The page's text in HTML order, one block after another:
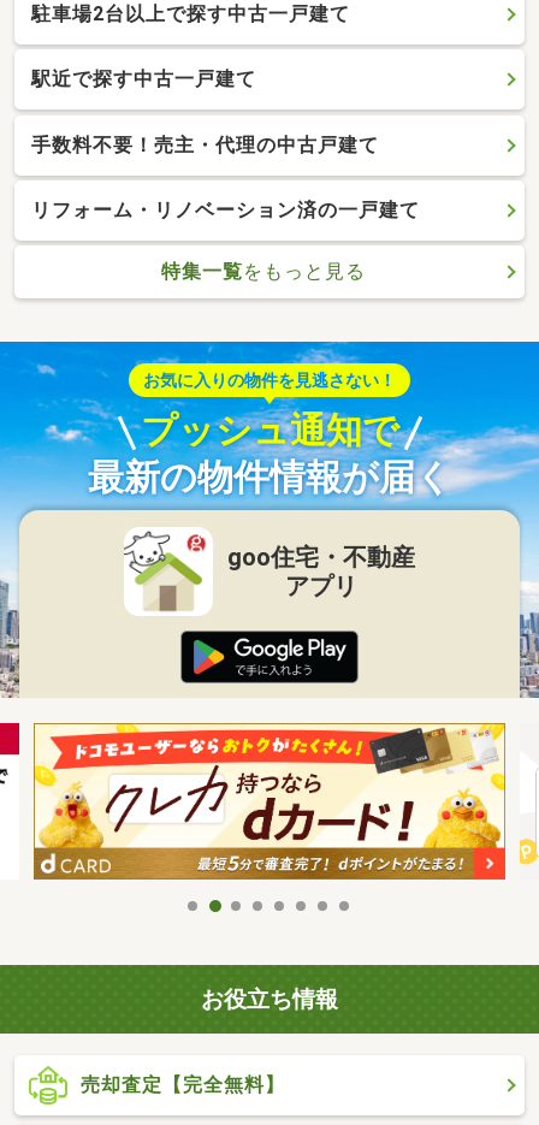
駐車場2台以上で探す中古一戸建て
駅近で探す中古一戸建て
手数料不要！売主・代理の中古戸建て
リフォーム・リノベーション済の一戸建て
特集一覧をもっと見る
お気に入りの物件を見逃さない！
プッシュ通知で
最新の物件情報が届く
goo住宅・不動産
アプリ
お役立ち情報
売却査定【完全無料】